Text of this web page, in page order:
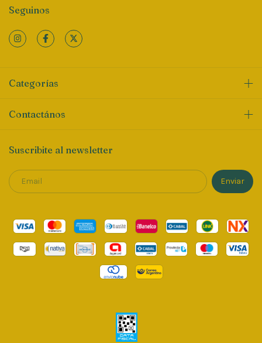
Seguinos
Categorías
Contactános
Suscribite al newsletter